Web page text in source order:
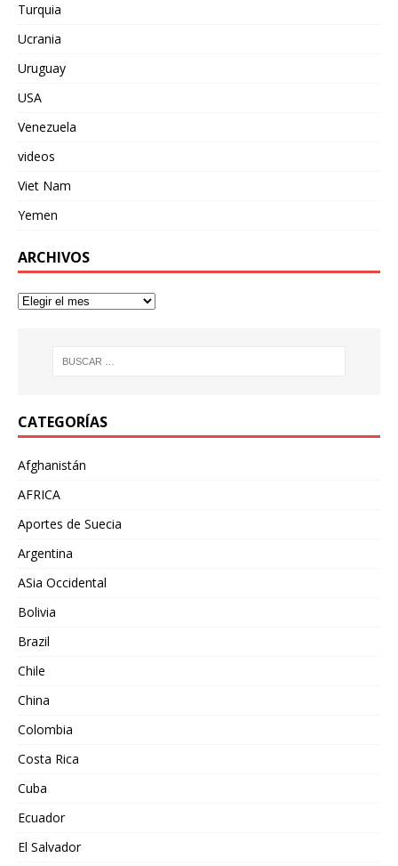
Turquia
Ucrania
Uruguay
USA
Venezuela
videos
Viet Nam
Yemen
ARCHIVOS
CATEGORÍAS
Afghanistán
AFRICA
Aportes de Suecia
Argentina
ASia Occidental
Bolivia
Brazil
Chile
China
Colombia
Costa Rica
Cuba
Ecuador
El Salvador